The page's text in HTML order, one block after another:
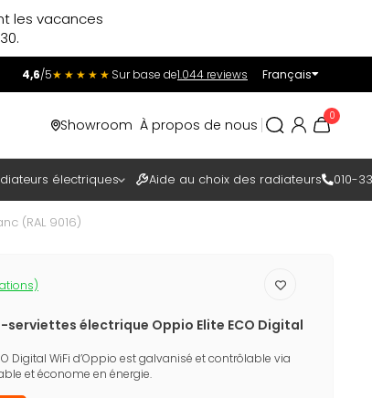
les vacances
4,6/5★★★★★ Sur base de1.044 reviews Français
Showroom À propos de nous
0
électriques Aide au choix des radiateurs 010-
(RAL 9016)
serviettes électrique Oppio Elite ECO Digital
Digital WiFi d’Oppio est galvanisé et contrôlable via
et économe en énergie.